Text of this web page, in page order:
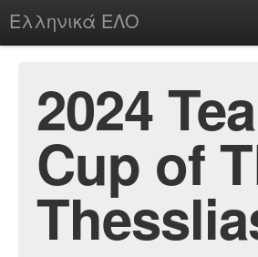
Ελληνικά ΕΛΟ
chesstu.be @ discord
Login
2024
Cup of